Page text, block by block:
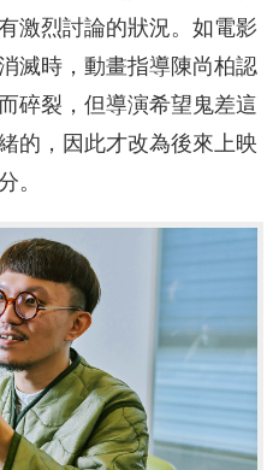
激烈討論的狀況。如電影
滅時，動畫指導陳尚柏認
碎裂，但導演希望鬼差這
的，因此才改為後來上映
。